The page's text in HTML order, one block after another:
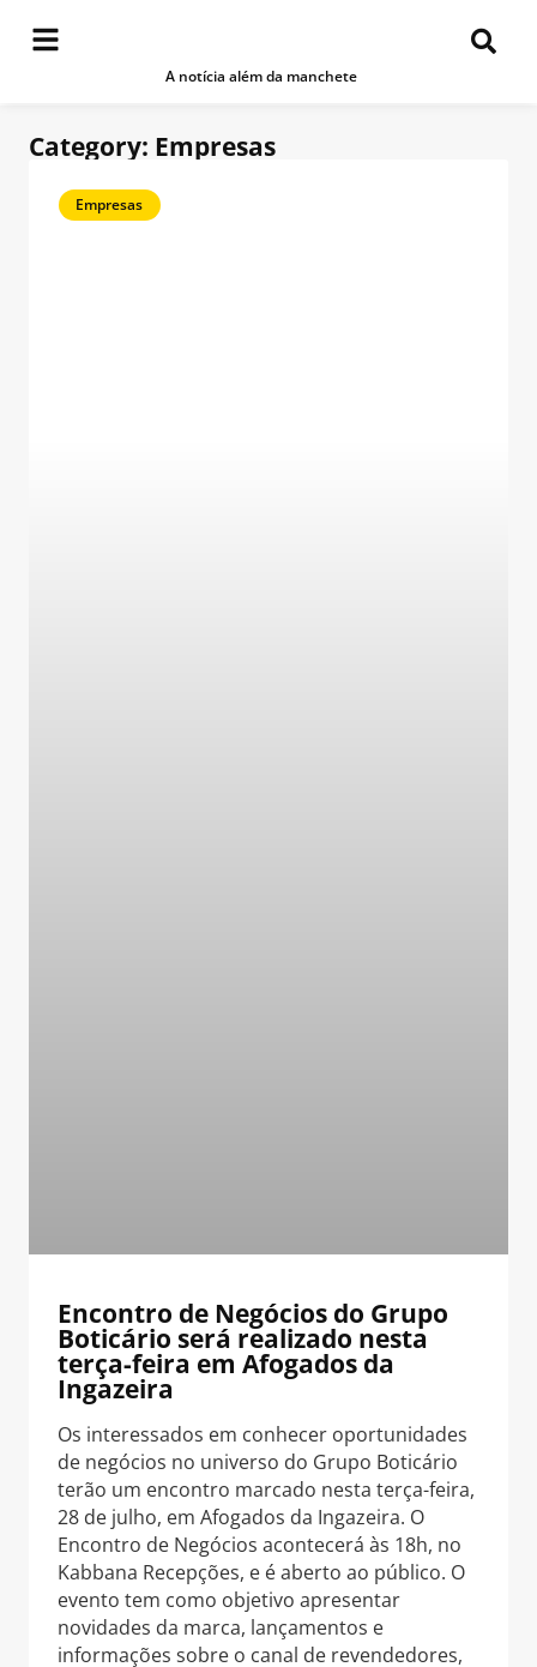
A notícia além da manchete
Category: Empresas
Empresas
Encontro de Negócios do Grupo
Boticário será realizado nesta
terça-feira em Afogados da
Ingazeira
Os interessados em conhecer oportunidades
de negócios no universo do Grupo Boticário
terão um encontro marcado nesta terça-feira,
28 de julho, em Afogados da Ingazeira. O
Encontro de Negócios acontecerá às 18h, no
Kabbana Recepções, e é aberto ao público. O
evento tem como objetivo apresentar
novidades da marca, lançamentos e
informações sobre o canal de revendedores,